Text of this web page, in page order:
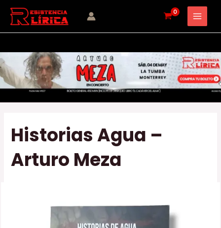
Historias Agua –
Arturo Meza
Navegación
de